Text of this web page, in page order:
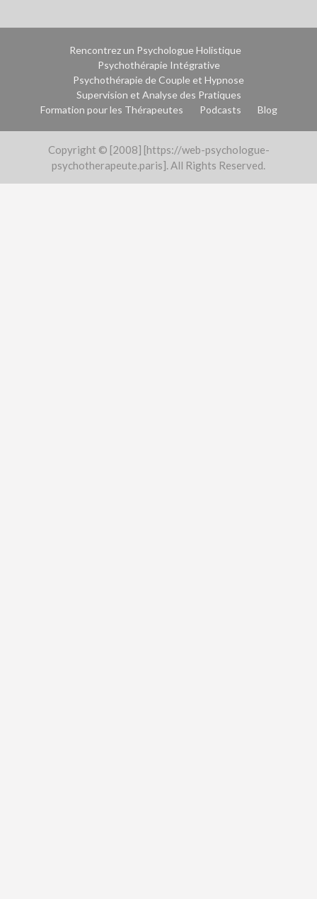
Rencontrez un Psychologue Holistique
Psychothérapie Intégrative
Psychothérapie de Couple et Hypnose
Supervision et Analyse des Pratiques
Formation pour les Thérapeutes
Podcasts Blog
Copyright © [2008] [https://web-psychologue-
psychotherapeute.paris]. All Rights Reserved.